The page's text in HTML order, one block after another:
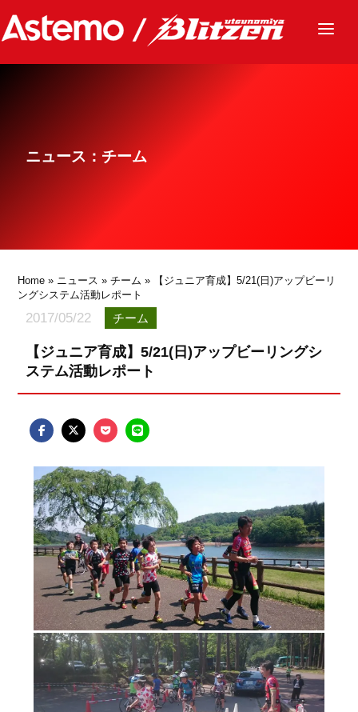
ニュース
グッズ
ニュース：チーム
Home » ニュース »チーム » 【ジュニア育成】5/21(日)アップビーリ
ングシステム活動レポート
2017/05/22 チーム
【ジュニア育成】5/21(日)アップビーリングシ
ステム活動レポート